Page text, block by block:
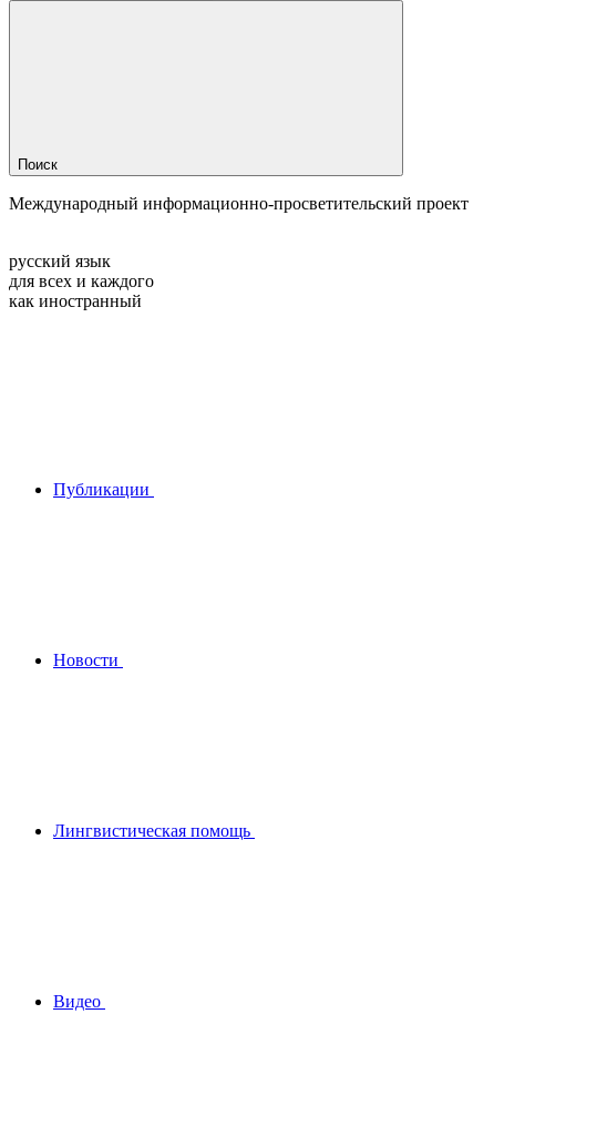
Поиск
Международный информационно-просветительский проект
русский язык
для всех и каждого
как иностранный
Публикации
Новости
Лингвистическая помощь
Видео